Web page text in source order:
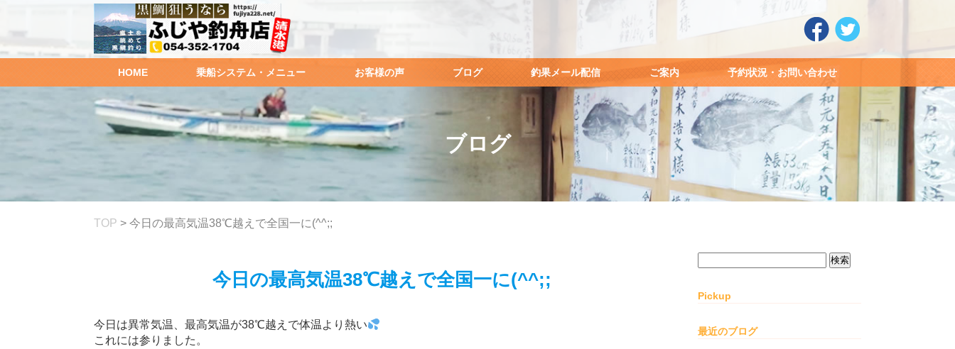
HOME 乗船システム・メニュー お客様の声 ブログ 釣果メール配信 ご案内 予約状況・お問い合わせ
ブログ
TOP > 今日の最高気温38℃越えで全国一に(^^;;
今日の最高気温38℃越えで全国一に(^^;;
今日は異常気温、最高気温が38℃越えで体温より熱い
これには参りました。
索:
Pickup
最近のブログ